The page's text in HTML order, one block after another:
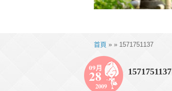
首頁 » » 1571751137
09月
28
2009
1571751137